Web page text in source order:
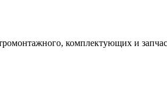
комплектующих и